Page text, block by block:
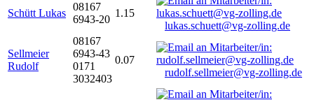
Schütt Lukas
08167
6943-20
1.15
lukas.schuett@vg-zolling.de
Sellmeier
Rudolf
08167
6943-43
0171
3032403
0.07
rudolf.sellmeier@vg-zolling.de